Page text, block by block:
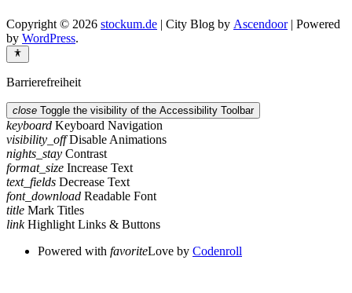
Copyright © 2026 stockum.de | City Blog by Ascendoor| Powered
by WordPress.
Barrierefreiheit
close Toggle the visibility of the Accessibility Toolbar
keyboard Keyboard Navigation
visibility_off Disable Animations
nights_stay Contrast
format_size Increase Text
text_fields Decrease Text
font_download Readable Font
title Mark Titles
link Highlight Links & Buttons
Powered with favoriteLove by Codenroll